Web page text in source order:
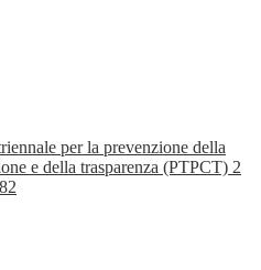
per la prevenzione della
e della trasparenza (PTPCT) 2
82